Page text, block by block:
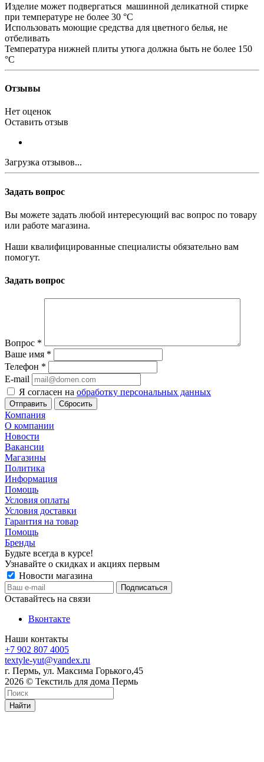
Изделие может подвергаться машинной деликатной стирке
при температуре не более 30 °С
Использовать моющие средства для цветного белья, не
отбеливать
Температура нижней плиты утюга должна быть не более 150
°С
Отзывы
Нет оценок
Оставить отзыв
Загрузка отзывов...
Задать вопрос
Вы можете задать любой интересующий вас вопрос по товару
или работе магазина.
Наши квалифицированные специалисты обязательно вам
помогут.
Задать вопрос
Вопрос *
Ваше имя *
Телефон *
E-mail
Я согласен на обработку персональных данных
Сбросить
Компания
О компании
Новости
Вакансии
Магазины
Политика
Информация
Помощь
Условия оплаты
Условия доставки
Гарантия на товар
Помощь
Бренды
Будьте всегда в курсе!
Узнавайте о скидках и акциях первым
Новости магазина
Оставайтесь на связи
Вконтакте
Наши контакты
+7 902 807 4005
textyle-yut@yandex.ru
г. Пермь, ул. Максима Горького,45
2026 © Текстиль для дома Пермь
Найти